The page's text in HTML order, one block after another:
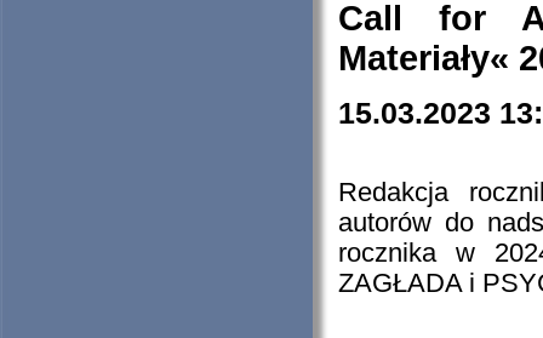
Call for
Materiały«
15.03.2023
Redakcja
autorów do
rocznika w
ZAGŁADA i